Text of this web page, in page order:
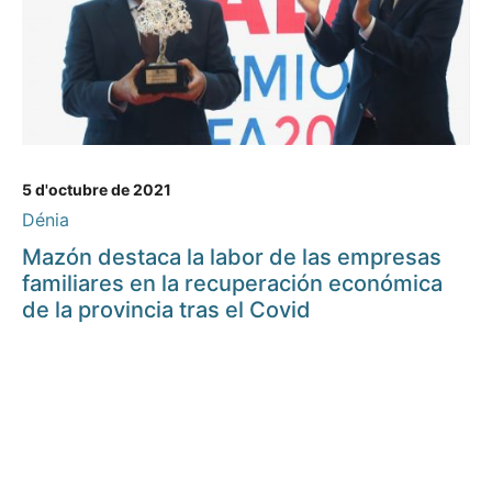
5 d'octubre de 2021
Dénia
Mazón destaca la labor de las empresas
familiares en la recuperación económica
de la provincia tras el Covid